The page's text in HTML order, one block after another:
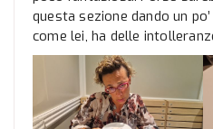
questa sezione dando un
come lei, ha delle